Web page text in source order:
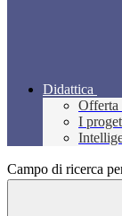
Didattica
Offerta
I
Campo di ricerca